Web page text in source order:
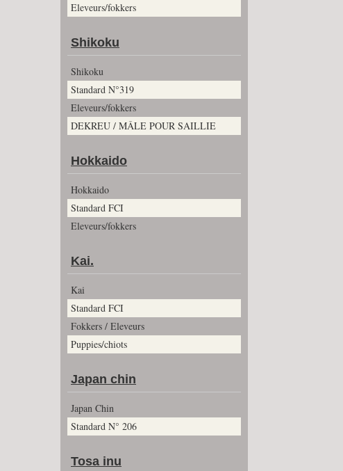
Eleveurs/fokkers
Shikoku
Shikoku
Standard N°319
Eleveurs/fokkers
DEKREU / MÂLE POUR SAILLIE
Hokkaido
Hokkaido
Standard FCI
Eleveurs/fokkers
Kai.
Kai
Standard FCI
Fokkers / Eleveurs
Puppies/chiots
Japan chin
Japan Chin
Standard N° 206
Tosa inu